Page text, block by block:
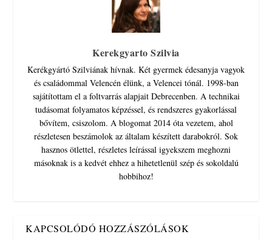
Kerekgyarto Szilvia
Kerékgyártó Szilviának hívnak. Két gyermek édesanyja vagyok
és családommal Velencén élünk, a Velencei tónál. 1998-ban
sajátítottam el a foltvarrás alapjait Debrecenben. A technikai
tudásomat folyamatos képzéssel, és rendszeres gyakorlással
bővítem, csiszolom. A blogomat 2014 óta vezetem, ahol
részletesen beszámolok az általam készített darabokról. Sok
hasznos ötlettel, részletes leírással igyekszem meghozni
másoknak is a kedvét ehhez a hihetetlenül szép és sokoldalú
hobbihoz!
KAPCSOLÓDÓ HOZZÁSZÓLÁSOK